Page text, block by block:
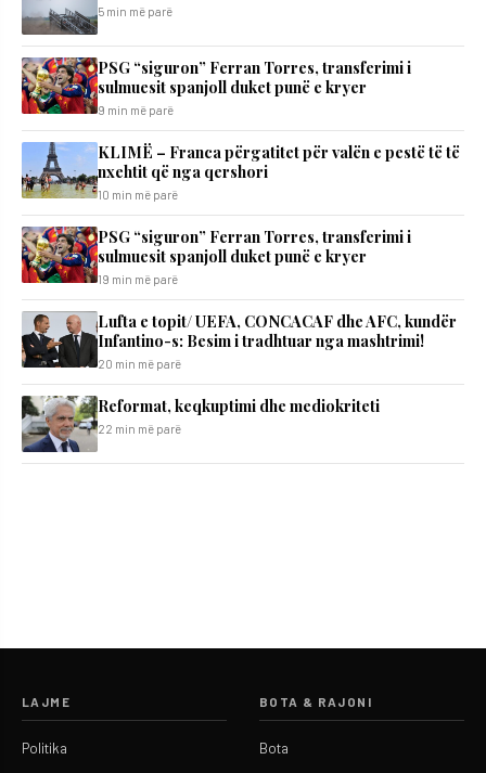
5 min më parë
PSG “siguron” Ferran Torres, transferimi i
sulmuesit spanjoll duket punë e kryer
9 min më parë
KLIMË – Franca përgatitet për valën e pestë të të
nxehtit që nga qershori
10 min më parë
PSG “siguron” Ferran Torres, transferimi i
sulmuesit spanjoll duket punë e kryer
19 min më parë
Lufta e topit/ UEFA, CONCACAF dhe AFC, kundër
Infantino-s: Besim i tradhtuar nga mashtrimi!
20 min më parë
Reformat, keqkuptimi dhe mediokriteti
22 min më parë
LAJME
Politika
BOTA & RAJONI
Bota